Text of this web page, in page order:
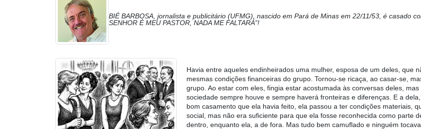
BIÉ BARBOSA, jornalista e publicitário (UFMG), nascido em Pará de Minas em 22/11/53, é casado
SENHOR É MEU PASTOR, NADA ME FALTARÁ”!
Havia entre aqueles endinheirados uma mulher, esposa de um deles, que
mesmas condições financeiras do grupo. Tornou-se ricaça, ao casar-se,
grupo. Ao estar com eles, fingia estar acostumada às conversas deles,
sociedade sempre houve e sempre haverá fronteiras e diferenças. E a
bom casamento que ela havia feito, ela passou a ter condições materiais,
social, mas não era suficiente para que ela fosse reconhecida como parte
dentro, enquanto ela, a de fora. Mas tudo bem camuflado e ninguém